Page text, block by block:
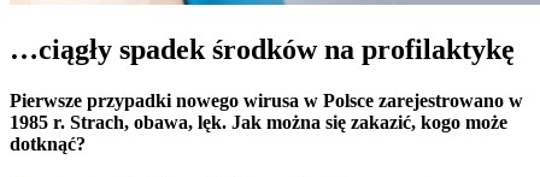
…ciągły spadek środków na profilaktykę
Pierwsze przypadki nowego wirusa w Polsce zarejestrowano w
1985 r. Strach, obawa, lęk. Jak można się zakazić, kogo może
dotknąć?